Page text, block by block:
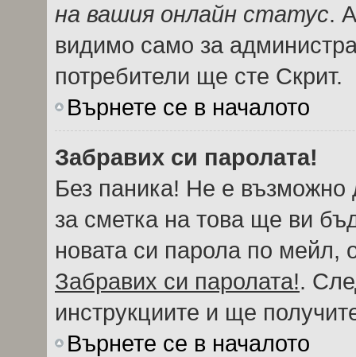
на вашия онлайн статус.
видимо само за
потребители ще сте Скрит.
Върнете се в началото
Забравих си паролата!
Без паника! Не е възможно
за сметка на това ще ви
новата си парола по мейл,
Забравих си паролата!.
инструкциите и ще
Върнете се в началото